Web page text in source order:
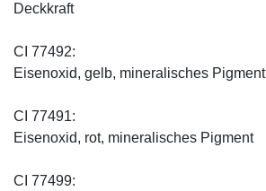
Deckkraft
CI 77492:
Eisenoxid, gelb, mineralisches Pigment
CI 77491:
Eisenoxid, rot, mineralisches Pigment
CI 77499: